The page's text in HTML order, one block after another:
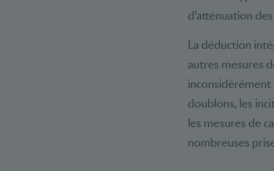
d’atténuation
La déduction
autres mesures
inconsidérément
doublons, les
les mesures de
nombreuses